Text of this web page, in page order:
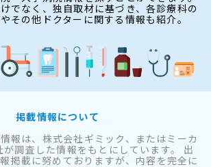
でなく、独自取材に基づき、各診療科の
その他ドクターに関する情報も紹介。
掲載情報について
報は、株式会社ギミック、またはミーカ
が調査した情報をもとにしています。 出
掲載に努めておりますが、内容を完全に